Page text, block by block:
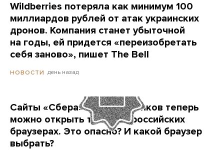
Wildberries потеряла как минимум 100
миллиардов рублей от атак украинских
дронов. Компания станет убыточной
на годы, ей придется «переизобретать
себя заново», пишет The Bell
НОВОСТИ день назад
Сайты «Сбера» и других банков теперь
можно открыть только в российских
браузерах. Это опасно? И какой браузер
выбрать?